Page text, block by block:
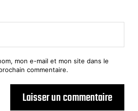
mon e-mail et mon site dans le
commentaire.